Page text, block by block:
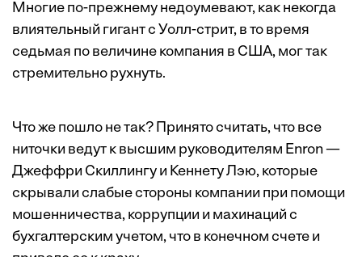
Многие по-прежнему недоумевают, как некогда
влиятельный гигант с Уолл-стрит, в то время
седьмая по величине компания в США, мог так
стремительно рухнуть.
Что же пошло не так? Принято считать, что все
ниточки ведут к высшим руководителям Enron —
Джеффри Скиллингу и Кеннету Лэю, которые
скрывали слабые стороны компании при помощи
мошенничества, коррупции и махинаций с
бухгалтерским учетом, что в конечном счете и